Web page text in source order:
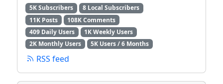
5K Subscribers
8 Local Subscribers
11K Posts
108K Comments
409 Daily Users
1K Weekly Users
2K Monthly Users
5K Users / 6 Months
RSS feed